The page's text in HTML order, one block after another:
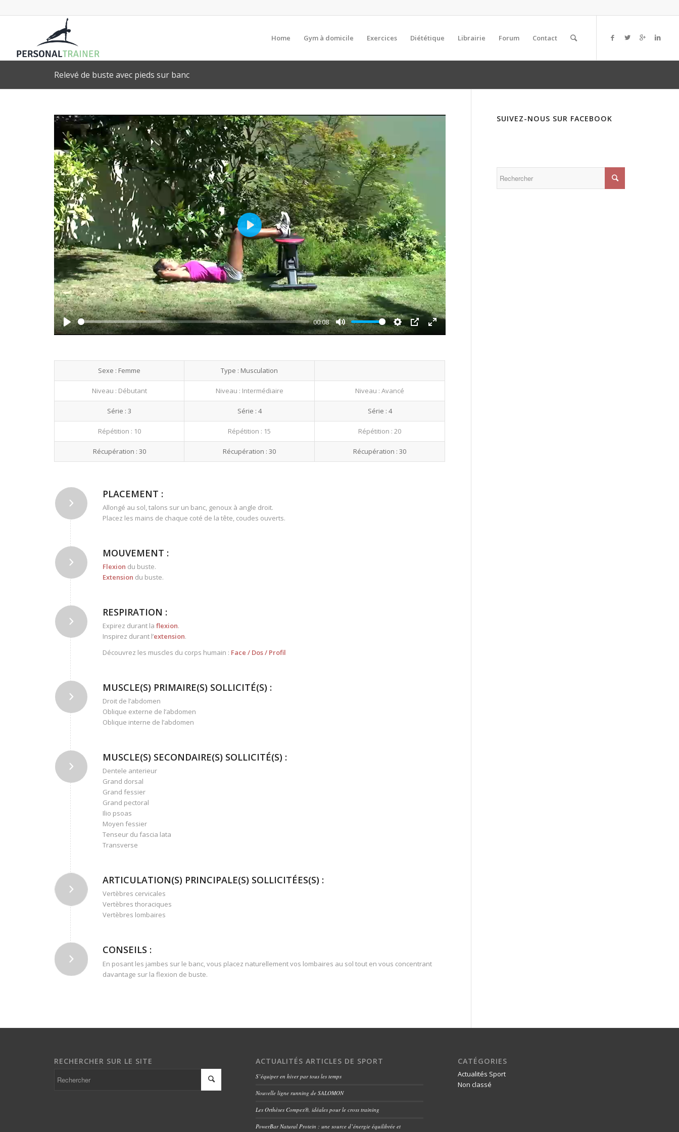
Home Gym à domicile Exercices Diététique Librairie Forum Contact
Relevé de buste avec pieds sur banc
Play
00:08
Mute
SettingsPIP
Play
Sexe : Femme Type : Musculation
Niveau : Débutant Niveau : Intermédiaire Niveau : Avancé
Série : 3 Série : 4 Série : 4
Répétition : 10 Répétition : 15 Répétition : 20
Récupération : 30 Récupération : 30 Récupération : 30
PLACEMENT :
Allongé au sol, talons sur un banc, genoux à angle droit.
Placez les mains de chaque coté de la tête, coudes ouverts.
MOUVEMENT :
Flexion du buste.
Extension du buste.
RESPIRATION :
Expirez durant la flexion.
Inspirez durant l’extension.
Découvrez les muscles du corps humain : Face / Dos/ Profil
MUSCLE(S) PRIMAIRE(S) SOLLICITÉ(S) :
Droit de l’abdomen
Oblique externe de l’abdomen
Oblique interne de l’abdomen
MUSCLE(S) SECONDAIRE(S) SOLLICITÉ(S) :
Dentele anterieur
Grand dorsal
Grand fessier
Grand pectoral
Ilio psoas
Moyen fessier
Tenseur du fascia lata
Transverse
ARTICULATION(S) PRINCIPALE(S) SOLLICITÉES(S) :
Vertèbres cervicales
Vertèbres thoraciques
Vertèbres lombaires
CONSEILS :
En posant les jambes sur le banc, vous placez naturellement vos lombaires au sol tout en vous concentrant
davantage sur la flexion de buste.
SUIVEZ-NOUS SUR FACEBOOK
RECHERCHER SUR LE SITE ACTUALITÉS ARTICLES DE SPORT
S’équiper en hiver par tous les temps
Nouvelle ligne running de SALOMON
Les Orthèses Compex®, idéales pour le cross training
PowerBar Natural Protein : une source d’énergie équilibrée et
CATÉGORIES
Actualités Sport
Non classé